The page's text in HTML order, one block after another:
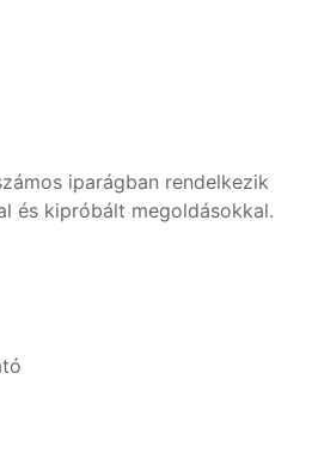
iparágban rendelkezik
és kipróbált megoldásokkal.